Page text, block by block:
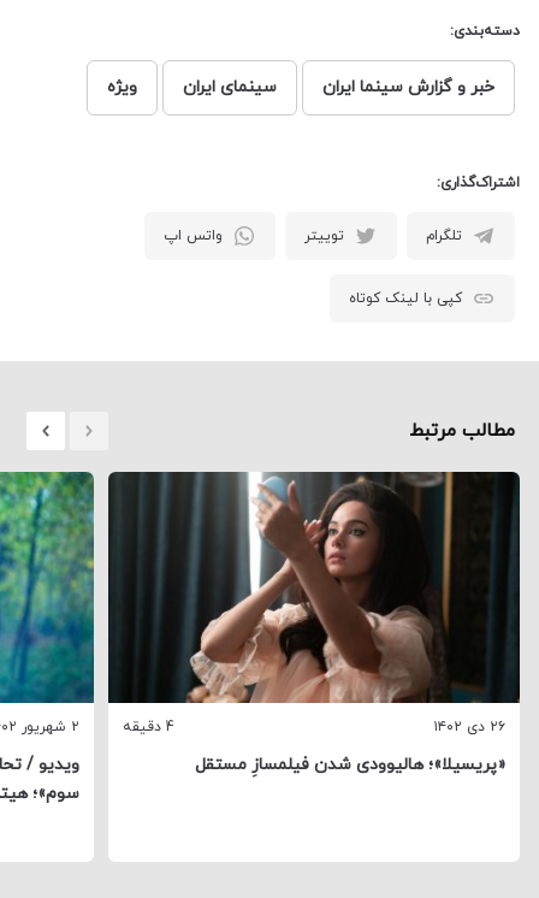
دسته‌بندی:
خبر و گزارش سینما ایران سینمای ایران ویژه
اشتراک‌گذاری:
تلگرام توییتر واتس اپ
کپی با لینک کوتاه
مطالب مرتبط
۲۶ دی ۱۴۰۲ 4 دقیقه
«پریسیلا»؛ هالیوودی شدن فیلمسازِ مستقل
۲ شهریور ۱۴۰۲
ویدیو /
سوم»؛